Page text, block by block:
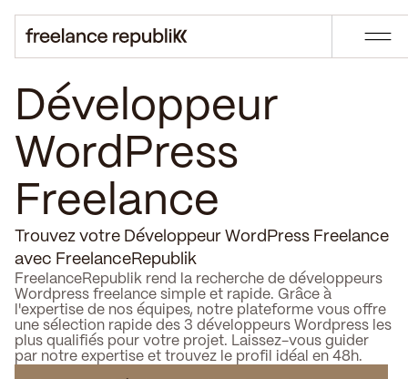
Développeur
WordPress
Freelance
Trouvez votre Développeur WordPress Freelance
avec FreelanceRepublik
FreelanceRepublik rend la recherche de développeurs
Wordpress freelance simple et rapide. Grâce à
l'expertise de nos équipes, notre plateforme vous offre
une sélection rapide des 3 développeurs Wordpress les
plus qualifiés pour votre projet. Laissez-vous guider
par notre expertise et trouvez le profil idéal en 48h.